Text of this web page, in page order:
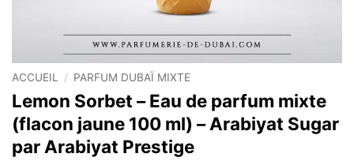
ACCUEIL / PARFUM DUBAÏ MIXTE
Lemon Sorbet – Eau de parfum mixte
(flacon jaune 100 ml) – Arabiyat Sugar
par Arabiyat Prestige